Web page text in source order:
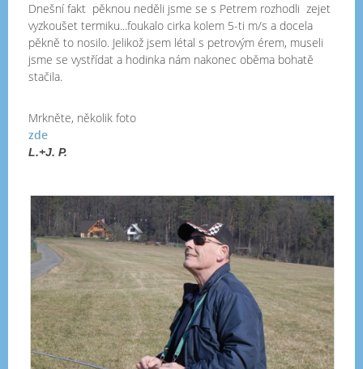
Dnešní fakt pěknou neděli jsme se s Petrem rozhodli zejet
vyzkoušet termiku...foukalo cirka kolem 5-ti m/s a docela
pěkně to nosilo. Jelikož jsem létal s petrovým érem, museli
jsme se vystřídat a hodinka nám nakonec oběma bohatě
stačila.
Mrkněte, několik foto
zde
L.+J. P.